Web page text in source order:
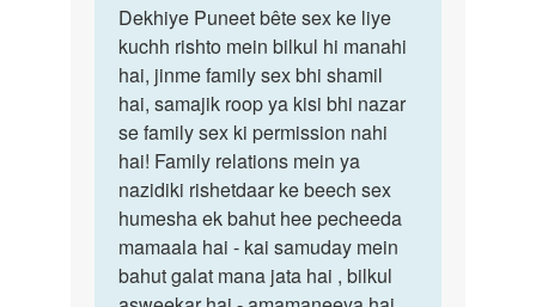
to
mam
meri
bua
ki
ladki
ke…
by
puneet
Dekhiye
Puneet
bête
sex
ke…
Dekhiye Puneet bête sex ke liye
kuchh rishto mein bilkul hi manahi
hai, jinme family sex bhi shamil
hai, samajik roop ya kisi bhi nazar
se family sex ki permission nahi
hai! Family relations mein ya
nazidiki rishetdaar ke beech sex
humesha ek bahut hee pecheeda
mamaala hai - kai samuday mein
bahut galat mana jata hai , bilkul